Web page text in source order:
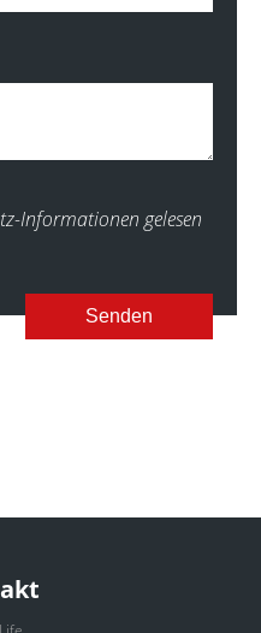
Informationen gelesen
Senden